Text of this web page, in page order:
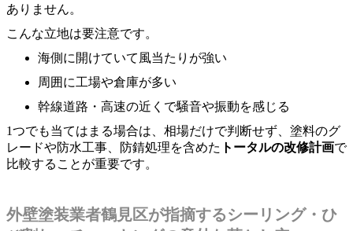
ありません。
こんな立地は要注意です。
海側に開けていて風当たりが強い
周囲に工場や倉庫が多い
幹線道路・高速の近くで騒音や振動を感じる
1つでも当てはまる場合は、相場だけで判断せず、塗料のグ
レードや防水工事、防錆処理を含めた トータルの改修計画で
比較することが重要です。
外壁塗装業者鶴見区が指摘するシーリング・ひ